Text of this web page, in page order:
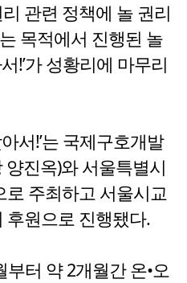
관련 정책에 놀 권리
목적에서 진행된 놀
!’가 성황리에 마무리
서!’는 국제구호개발
진옥)와 서울특별시
로 주최하고 서울시교
후원으로 진행됐다.
터 약 2개월간 온•오